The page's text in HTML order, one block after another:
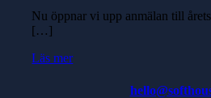
Nu öppnar vi upp anmälan till
[…]
Läs mer